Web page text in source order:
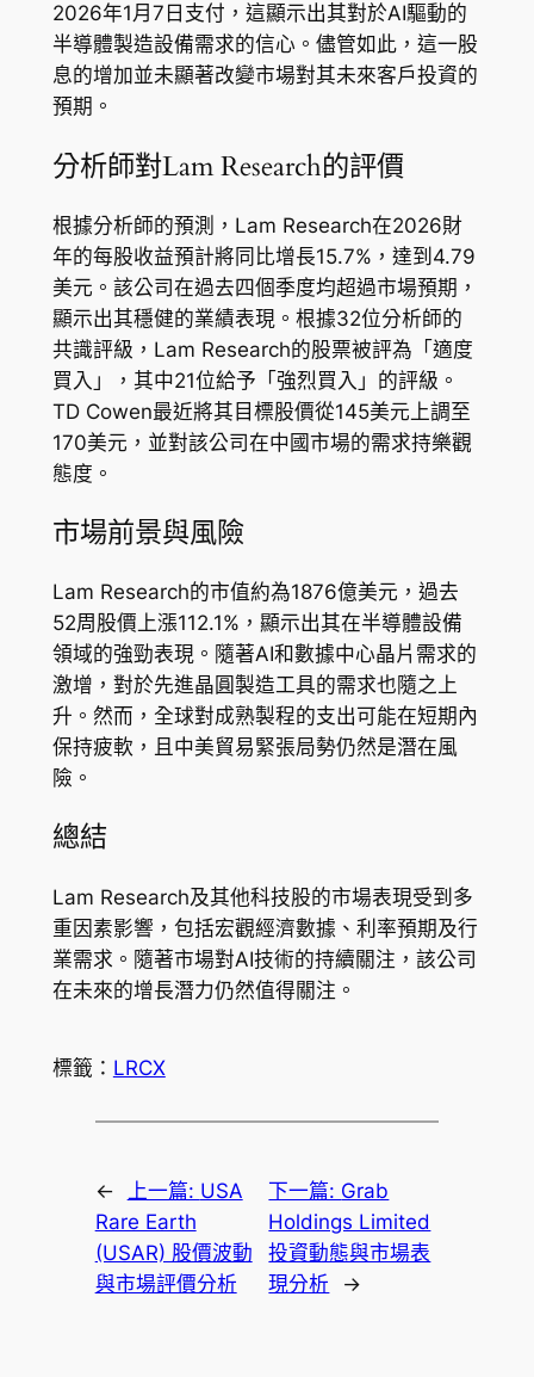
2026年1月7日支付，這顯示出其對於AI驅動的
半導體製造設備需求的信心。儘管如此，這一股
息的增加並未顯著改變市場對其未來客戶投資的
預期。
分析師對Lam Research的評價
根據分析師的預測，Lam Research在2026財
年的每股收益預計將同比增長15.7%，達到4.79
美元。該公司在過去四個季度均超過市場預期，
顯示出其穩健的業績表現。根據32位分析師的
共識評級，Lam Research的股票被評為「適度
買入」，其中21位給予「強烈買入」的評級。
TD Cowen最近將其目標股價從145美元上調至
170美元，並對該公司在中國市場的需求持樂觀
態度。
市場前景與風險
Lam Research的市值約為1876億美元，過去
52周股價上漲112.1%，顯示出其在半導體設備
領域的強勁表現。隨著AI和數據中心晶片需求的
激增，對於先進晶圓製造工具的需求也隨之上
升。然而，全球對成熟製程的支出可能在短期內
保持疲軟，且中美貿易緊張局勢仍然是潛在風
險。
總結
Lam Research及其他科技股的市場表現受到多
重因素影響，包括宏觀經濟數據、利率預期及行
業需求。隨著市場對AI技術的持續關注，該公司
在未來的增長潛力仍然值得關注。
標籤： LRCX
← 上一篇: USA
Rare Earth
(USAR) 股價波動
與市場評價分析
下一篇: Grab
Holdings Limited
投資動態與市場表
現分析
→